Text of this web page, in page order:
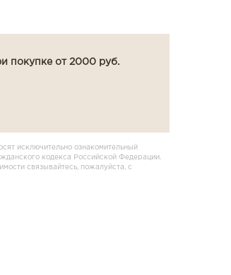
покупке от 2000 руб.
исключительно ознакомительный
кодекса Российской Федерации.
связывайтесь, пожалуйста, с